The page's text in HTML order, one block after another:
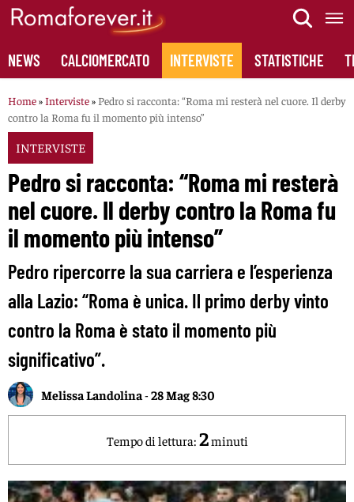
Skip
content
NEWS CALCIOMERCATO INTERVISTE STATISTICHE
Home»Interviste» Pedro si racconta: “Roma mi resterà nel cuore. Il derby
contro la Roma fu il momento più intenso”
INTERVISTE
Pedro si racconta: “Roma mi resterà
nel cuore. Il derby contro la Roma fu
il momento più intenso”
Pedro ripercorre la sua carriera e l’esperienza
alla Lazio: “Roma è unica. Il primo derby vinto
contro la Roma è stato il momento più
significativo”.
Melissa Landolina -28 Mag 8:30
Tempo di lettura: 2minuti